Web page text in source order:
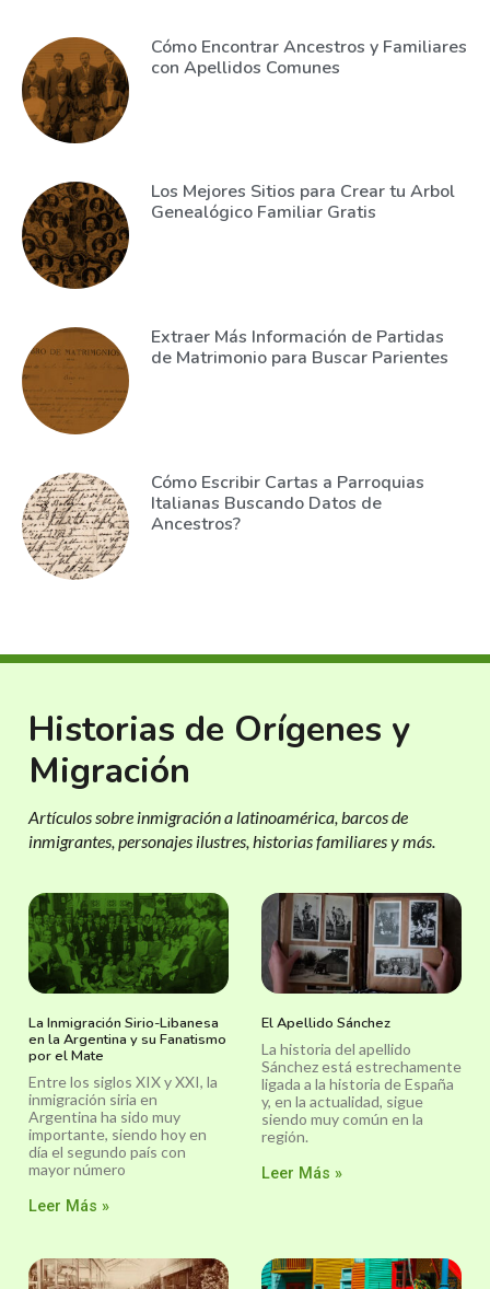
Cómo Encontrar Ancestros y Familiares
con Apellidos Comunes
Los Mejores Sitios para Crear tu Arbol
Genealógico Familiar Gratis
Extraer Más Información de Partidas
de Matrimonio para Buscar Parientes
Cómo Escribir Cartas a Parroquias
Italianas Buscando Datos de
Ancestros?
Historias de Orígenes y
Migración
Artículos sobre inmigración a latinoamérica, barcos de
inmigrantes, personajes ilustres, historias familiares y más.
La Inmigración Sirio-Libanesa
en la Argentina y su Fanatismo
por el Mate
Entre los siglos XIX y XXI, la
inmigración siria en
Argentina ha sido muy
importante, siendo hoy en
día el segundo país con
mayor número
Leer Más »
El Apellido Sánchez
La historia del apellido
Sánchez está estrechamente
ligada a la historia de España
y, en la actualidad, sigue
siendo muy común en la
región.
Leer Más »